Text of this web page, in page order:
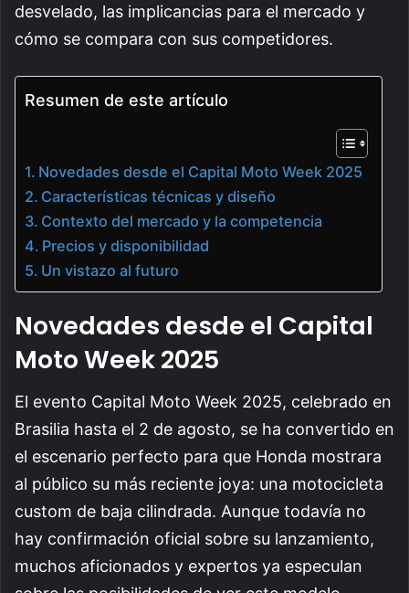
desvelado, las implicancias para el mercado y
cómo se compara con sus competidores.
Resumen de este artículo
Novedades desde el Capital Moto Week 2025
Características técnicas y diseño
Contexto del mercado y la competencia
Precios y disponibilidad
Un vistazo al futuro
Novedades desde el Capital
Moto Week 2025
El evento Capital Moto Week 2025, celebrado en
Brasilia hasta el 2 de agosto, se ha convertido en
el escenario perfecto para que Honda mostrara
al público su más reciente joya: una motocicleta
custom de baja cilindrada. Aunque todavía no
hay confirmación oficial sobre su lanzamiento,
muchos aficionados y expertos ya especulan